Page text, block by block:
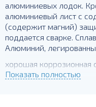
алюминиевых лодок.
алюминиевый лист с
(содержит магний)
поддается сварке.
Алюминий,
хорошая коррозионная
сварочные
Показать полностью